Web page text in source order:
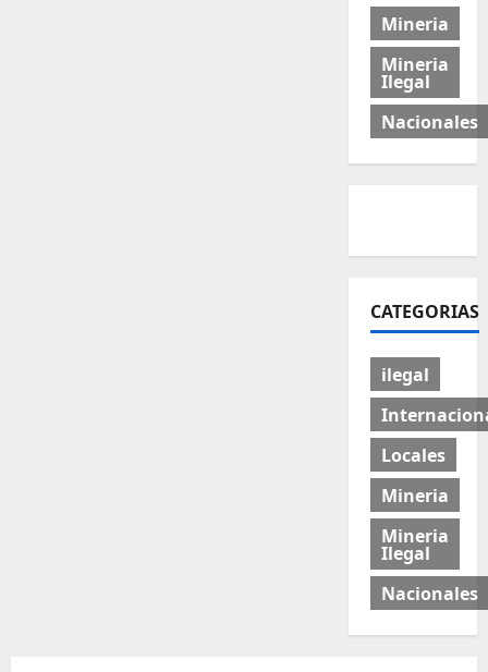
Mineria
Mineria
Ilegal
Nacionales
CATEGORIAS
ilegal
Locales
Mineria
Mineria
Ilegal
Nacionales